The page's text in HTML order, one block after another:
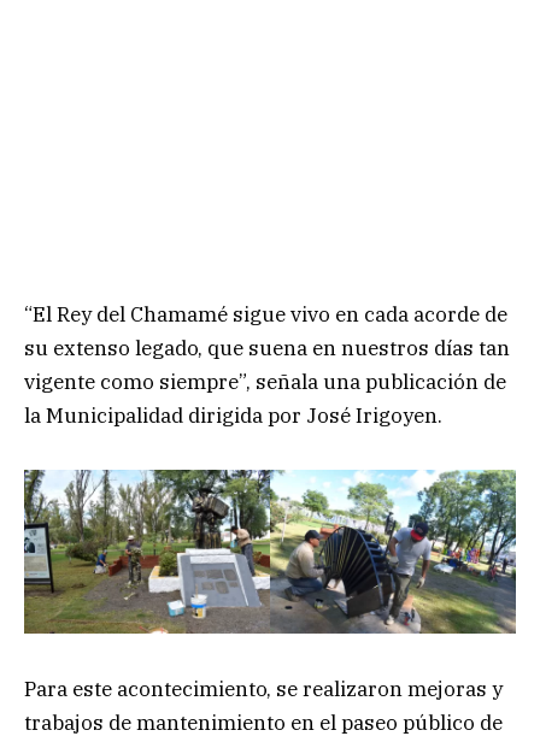
“El Rey del Chamamé sigue vivo en cada acorde de
su extenso legado, que suena en nuestros días tan
vigente como siempre”, señala una publicación de
la Municipalidad dirigida por José Irigoyen.
Para este acontecimiento, se realizaron mejoras y
trabajos de mantenimiento en el paseo público de